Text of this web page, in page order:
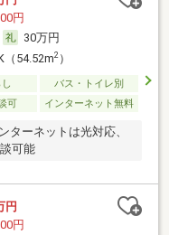
円
30万円
（54.52m2）
バス・トイレ別
可 インターネット無料
ーネットは光対応、
可能
円
円